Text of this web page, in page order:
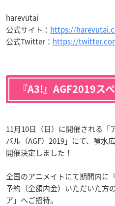
harevutai
公式サイト： https://
公式Twitter： https://
『A3!』AGF2019ス
11月10日（日）に開催される「
バル（AGF）2019」にて、噴水
開催決定しました！
全国のアニメイトにて期間内に
予約（全額内金）いただいた方
ア」へご招待。